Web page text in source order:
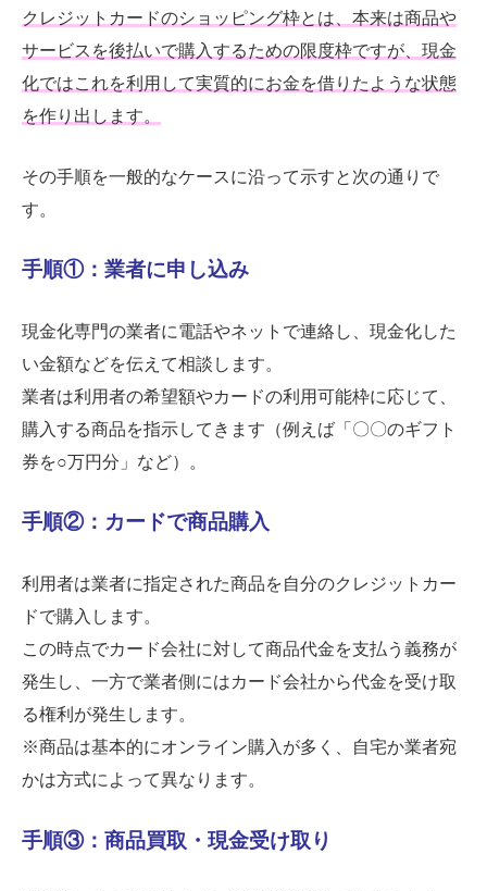
クレジットカードのショッピング枠とは、本来は商品や
サービスを後払いで購入するための限度枠ですが、現金
化ではこれを利用して実質的にお金を借りたような状態
を作り出します。
その手順を一般的なケースに沿って示すと次の通りで
す。
手順①：業者に申し込み
現金化専門の業者に電話やネットで連絡し、現金化した
い金額などを伝えて相談します。
業者は利用者の希望額やカードの利用可能枠に応じて、
購入する商品を指示してきます（例えば「〇〇のギフト
券を○万円分」など）。
手順②：カードで商品購入
利用者は業者に指定された商品を自分のクレジットカー
ドで購入します。
この時点でカード会社に対して商品代金を支払う義務が
発生し、一方で業者側にはカード会社から代金を受け取
る権利が発生します。
※商品は基本的にオンライン購入が多く、自宅か業者宛
かは方式によって異なります。
手順③：商品買取・現金受け取り